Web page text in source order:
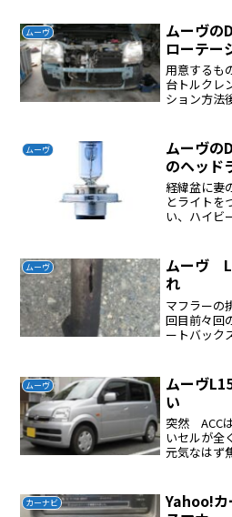
ムーヴ
ムーヴ
ローテー
用意するも
台トルクレ
ション方法
ッキポイン
げ馬をかま
ムーヴ
ムーヴの
のヘッド
経緯盆に妻
とライトを
い、ハイビ
たがこう
テープ等で
ムーヴ
ムーヴ L150S マフ
れ
マフラーの
回目前々回
ートバック
受けたば
部の穴は目
ムーヴ
ムーヴ
い
突然 ACC
いセルが全
元気なはず
充電できる
バッテリー
カーナビ
Yahoo!